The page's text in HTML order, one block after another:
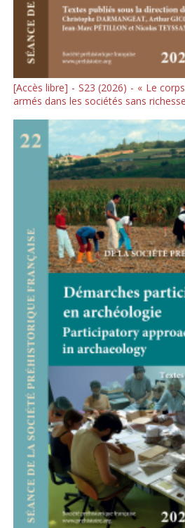
[Accès libre] - S23 (2026) - « Le
armés dans les sociétés sans richesse